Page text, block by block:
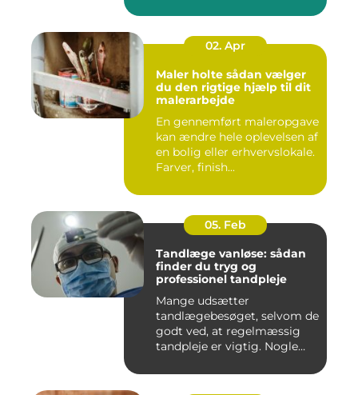
02. Apr
Maler holte sådan vælger
du den rigtige hjælp til dit
malerarbejde
En gennemført maleropgave
kan ændre hele oplevelsen af
en bolig eller erhvervslokale.
Farver, finish...
05. Feb
Tandlæge vanløse: sådan
finder du tryg og
professionel tandpleje
Mange udsætter
tandlægebesøget, selvom de
godt ved, at regelmæssig
tandpleje er vigtig. Nogle